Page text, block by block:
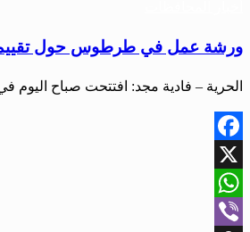
ورشة عمل في طرطوس حول تقييم الأمن
الحرية – فادية مجد: افتتحت صباح
Facebook
X
WhatsApp